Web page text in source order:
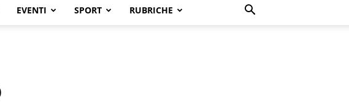
EVENTI SPORT RUBRICHE